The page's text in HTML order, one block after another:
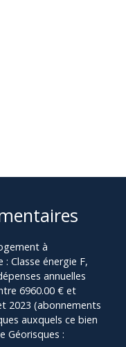
à
Classe énergie F,
annuelles
6960.00 € et
2023 (abonnements
auxquels ce bien
Géorisques :